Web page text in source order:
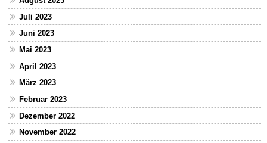
Juli 2023
Juni 2023
Mai 2023
April 2023
März 2023
Februar 2023
Dezember 2022
November 2022